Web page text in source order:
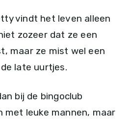
vindt het leven alleen
zozeer dat ze een
maar ze mist wel een
late uurtjes.
bij de bingoclub
leuke mannen, maar